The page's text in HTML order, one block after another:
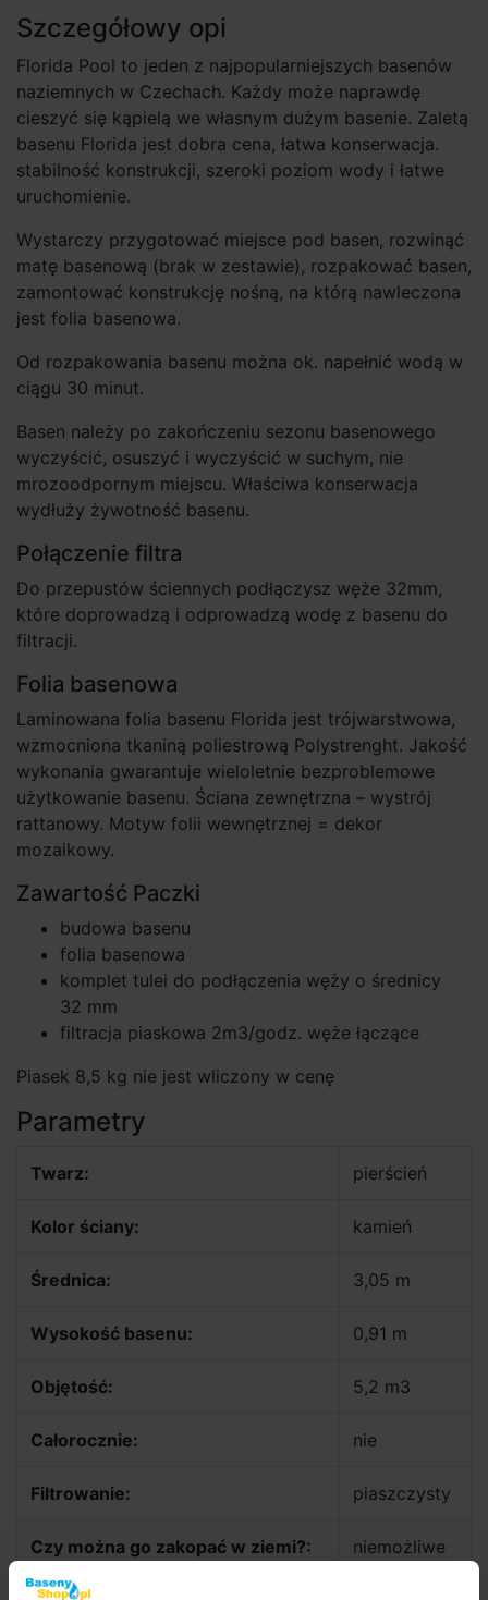
Szczegółowy opi
Florida Pool to jeden z najpopularni­ejszych basenów
naziemnych w Czechach. Każdy może naprawdę
cieszyć się kąpielą we własnym dużym basenie. Zaletą
basenu Florida jest dobra cena, łatwa konserwacja.
stabilność konstrukcji, szeroki poziom wody i łatwe
uruchomienie.
Wystarczy przygotować miejsce pod basen, rozwinąć
matę basenową (brak w zestawie), rozpakować basen,
zamontować konstrukcję nośną, na którą nawleczona
jest folia basenowa.
Od rozpakowania basenu można ok. napełnić wodą w
ciągu 30 minut.
Basen należy po zakończeniu sezonu basenowego
wyczyścić, osuszyć i wyczyścić w suchym, nie
mrozoodpornym miejscu. Właściwa konserwacja
wydłuży żywotność basenu.
Połączenie filtra
Do przepustów ściennych podłączysz węże 32mm,
które doprowadzą i odprowadzą wodę z basenu do
filtracji.
Folia basenowa
Laminowana folia basenu Florida jest trójwarstwowa,
wzmocniona tkaniną poliestrową Polystrenght. Jakość
wykonania gwarantuje wieloletnie bezproblemowe
użytkowanie basenu. Ściana zewnętrzna – wystrój
rattanowy. Motyw folii wewnętrznej = dekor
mozaikowy.
Zawartość Paczki
budowa basenu
folia basenowa
komplet tulei do podłączenia węży o średnicy
32 mm
filtracja piaskowa 2m3/godz. węże łączące
Piasek 8,5 kg nie jest wliczony w cenę
Parametry
Twarz: pierścień
Kolor ściany: kamień
Średnica: 3,05 m
Wysokość basenu: 0,91 m
Objętość: 5,2 m3
Całorocznie: nie
Filtrowanie: piaszczysty
Czy można go zakopać w ziemi?: niemożliwe